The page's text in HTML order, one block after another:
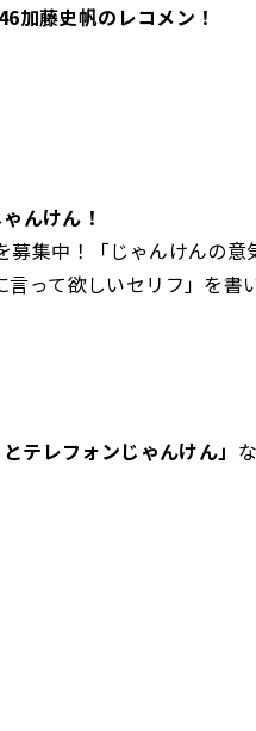
加藤史帆のレコメン！
んけん！
集中！「じゃんけんの意
って欲しいセリフ」を書
テレフォンじゃんけん」